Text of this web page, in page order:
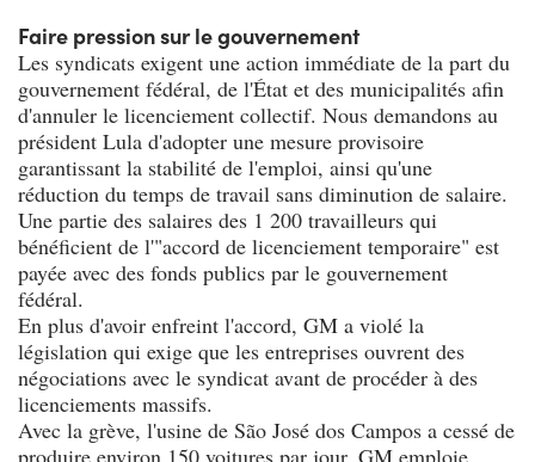
Faire pression sur le gouvernement
Les syndicats exigent une action immédiate de la part du
gouvernement fédéral, de l'État et des municipalités afin
d'annuler le licenciement collectif. Nous demandons au
président Lula d'adopter une mesure provisoire
garantissant la stabilité de l'emploi, ainsi qu'une
réduction du temps de travail sans diminution de salaire.
Une partie des salaires des 1 200 travailleurs qui
bénéficient de l'"accord de licenciement temporaire" est
payée avec des fonds publics par le gouvernement
fédéral.
En plus d'avoir enfreint l'accord, GM a violé la
législation qui exige que les entreprises ouvrent des
négociations avec le syndicat avant de procéder à des
licenciements massifs.
Avec la grève, l'usine de São José dos Campos a cessé de